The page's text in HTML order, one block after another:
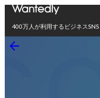
400万人が利用するビジネスSNS